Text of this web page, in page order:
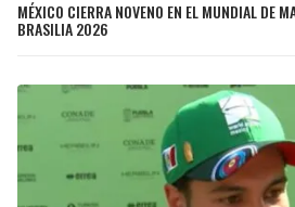
MÉXICO CIERRA NOVENO EN EL MUNDIAL DE
BRASILIA 2026